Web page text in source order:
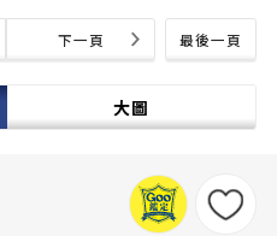
最後一頁
下一頁
大圖